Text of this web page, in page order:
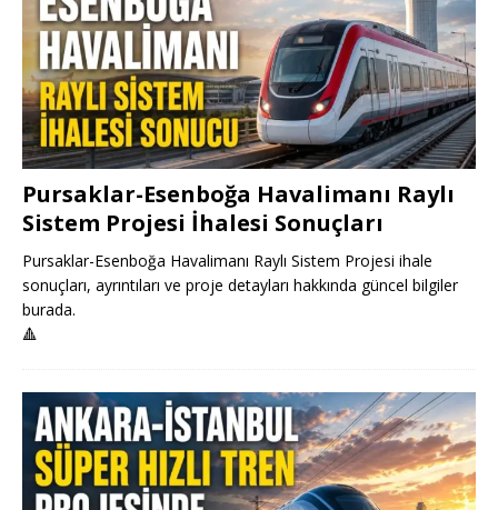
Pursaklar-Esenboğa Havalimanı Raylı
Sistem Projesi İhalesi Sonuçları
Pursaklar-Esenboğa Havalimanı Raylı Sistem Projesi ihale
sonuçları, ayrıntıları ve proje detayları hakkında güncel bilgiler
burada.
🔺